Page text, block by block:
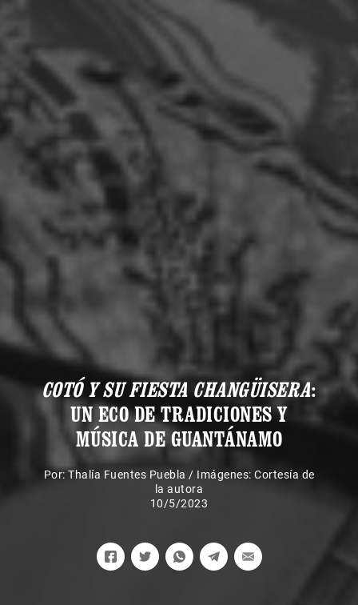
COTÓ Y SU FIESTA CHANGÜISERA:
UN ECO DE TRADICIONES Y
MÚSICA DE GUANTÁNAMO
Por: Thalía Fuentes Puebla / Imágenes: Cortesía de
la autora
10/5/2023